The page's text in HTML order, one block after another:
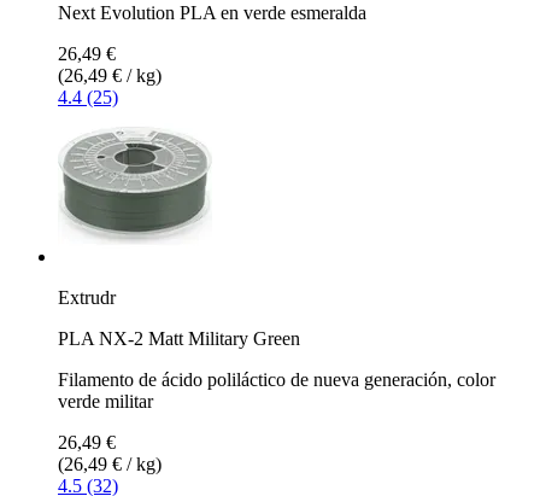
Next Evolution PLA en verde esmeralda
26,49 €
(26,49 € / kg)
4.4 (25)
Extrudr
PLA NX-2 Matt Military Green
Filamento de ácido poliláctico de nueva generación, color
verde militar
26,49 €
(26,49 € / kg)
4.5 (32)